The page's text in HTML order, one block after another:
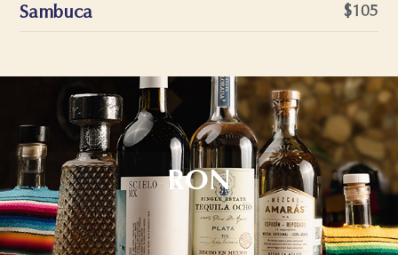
Sambuca $105
RON